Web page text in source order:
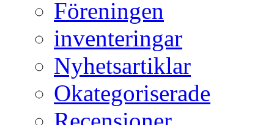
Föreningen
inventeringar
Nyhetsartiklar
Okategoriserade